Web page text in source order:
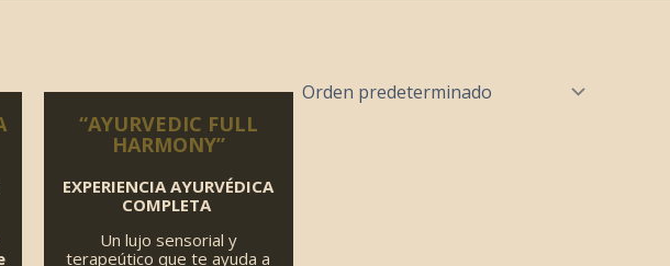
“AYURVEDIC FULL
HARMONY”
EXPERIENCIA AYURVÉDICA
COMPLETA
Un lujo sensorial y
terapeútico que te ayuda a